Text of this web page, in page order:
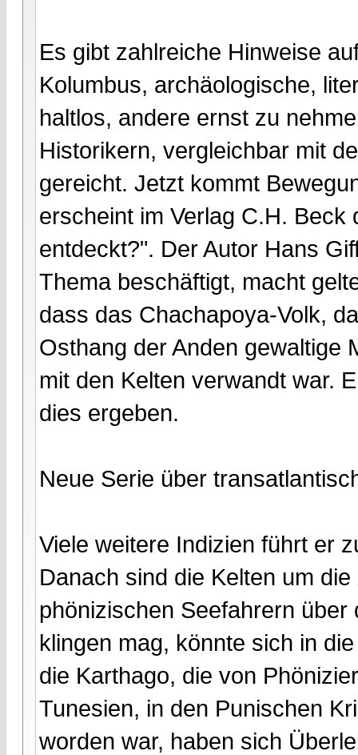
Es gibt zahlreiche Hinweise
Kolumbus, archäologische,
haltlos, andere ernst zu
Historikern, vergleichbar mit
gereicht. Jetzt kommt
erscheint im Verlag C.H. Beck
entdeckt?". Der Autor Hans
Thema beschäftigt, macht
dass das Chachapoya-Volk,
Osthang der Anden gewaltige
mit den Kelten verwandt war.
dies ergeben.
Neue Serie über
Viele weitere Indizien führt er
Danach sind die Kelten um
phönizischen Seefahrern
klingen mag, könnte sich in
die Karthago, die von
Tunesien, in den Punischen
worden war, haben sich